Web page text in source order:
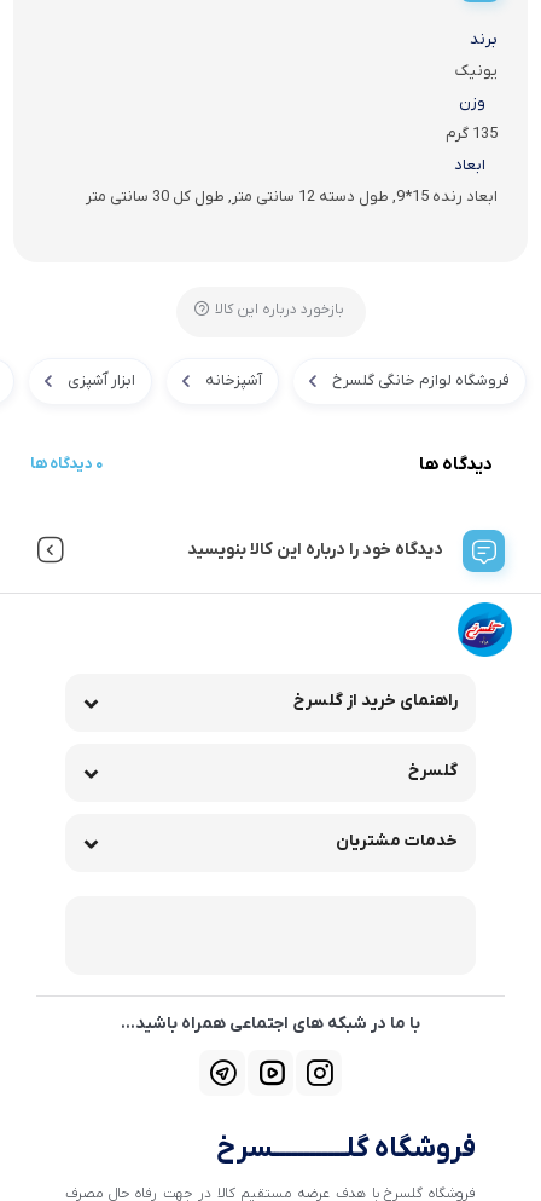
برند
یونیک
وزن
135 گرم
ابعاد
ابعاد رنده 15*9, طول دسته 12 سانتی متر, طول کل 30 سانتی متر
بازخورد درباره این کالا
فروشگاه لوازم خانگی گلسرخ آشپزخانه ابزار آَشپزی
دیدگاه ها 0 دیدگاه ها
دیدگاه خود را درباره این کالا بنویسید
راهنمای خرید از گلسرخ
گلسرخ
خدمات مشتریان
با ما در شبکه های اجتماعی همراه باشید...
فروشگاه گلــــــــــــسرخ
فروشگاه گلسرخ با هدف عرضه مستقیم کالا در جهت رفاه حال مصرف